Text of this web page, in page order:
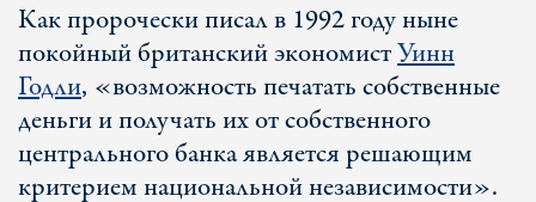
Как пророчески писал в 1992 году ныне
покойный британский экономистУинн
Годли, «возможность печатать собственные
деньги и получать их от собственного
центрального банка является решающим
критерием национальной независимости».